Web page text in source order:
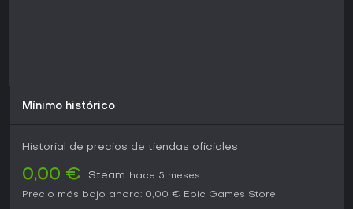
En Steam, acumula un 73% de reseñas positivas de 19.593
puntuales. En Reddit, las charlas recientes celebran la
impecables y armas equilibradas. Para quienes buscan un
actualizaciones regulares, es una opción sólida, sobre todo
Mínimo histórico
Historial de precios de tiendas oficiales
0,00 € Steam
hace 5 meses
Precio más bajo ahora: 0,00 € Epic Games Store